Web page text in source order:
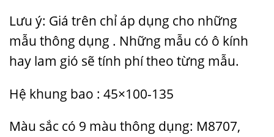
Lưu ý: Giá trên chỉ áp dụng cho những
mẫu thông dụng . Những mẫu có ô kính
hay lam gió sẽ tính phí theo từng mẫu.
Hệ khung bao : 45×100-135
Màu sắc có 9 màu thông dụng: M8707,